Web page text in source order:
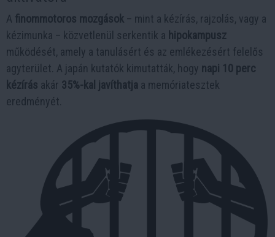
A finommotoros mozgások – mint a kézírás, rajzolás, vagy a
kézimunka – közvetlenül serkentik a hipokampusz
működését, amely a tanulásért és az emlékezésért felelős
agyterület. A japán kutatók kimutatták, hogy napi 10 perc
kézírás akár 35%-kal javíthatja a memóriatesztek
eredményét.